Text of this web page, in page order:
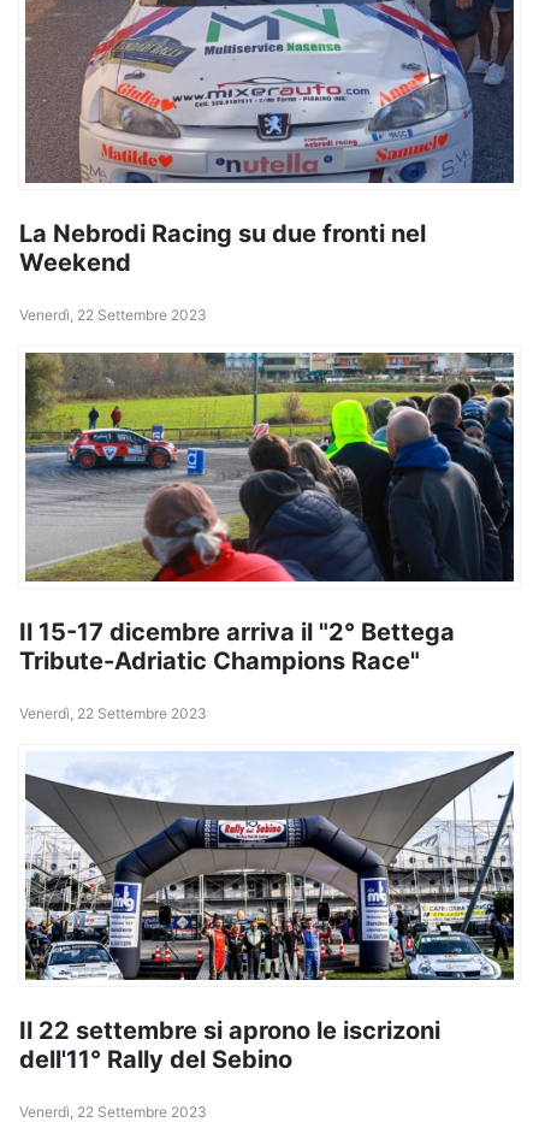
La Nebrodi Racing su due fronti nel
Weekend
Venerdì, 22 Settembre 2023
Il 15-17 dicembre arriva il "2° Bettega
Tribute-Adriatic Champions Race"
Venerdì, 22 Settembre 2023
Il 22 settembre si aprono le iscrizoni
dell'11° Rally del Sebino
Venerdì, 22 Settembre 2023